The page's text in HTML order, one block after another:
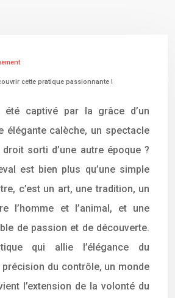
cette pratique passionnante !
été captivé par la grâce d’un
élégante calèche, un spectacle
sorti d’une autre époque ?
est bien plus qu’une simple
c’est un art, une tradition, un
l’homme et l’animal, et une
de passion et de découverte.
qui allie l’élégance du
précision du contrôle, un monde
l’extension de la volonté du